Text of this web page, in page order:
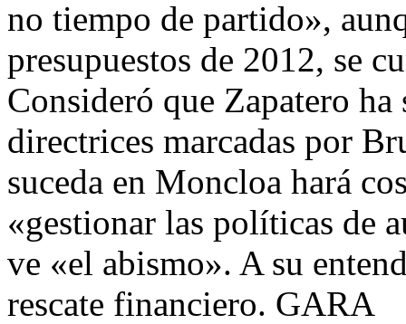
no tiempo de partido»,
presupuestos de 2012, se
Consideró que Zapatero
directrices marcadas por
suceda en Moncloa hará
«gestionar las políticas de
ve «el abismo». A su
rescate financiero. GARA